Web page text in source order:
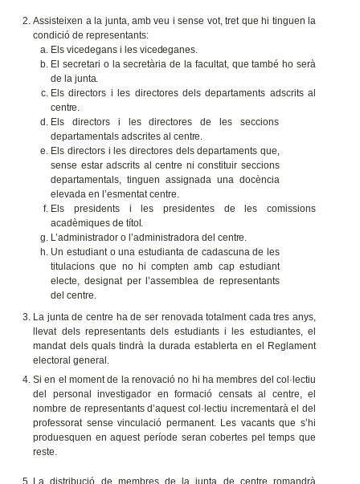
Assisteixen a la junta, amb veu i sense vot, tret que hi tinguen la
condició de representants:
Els vicedegans i lesvicedeganes.
El secretari o la secretària de la facultat, que també ho serà
de lajunta.
Els directors i les directores dels departaments adscrits al
centre.
Els directors i les directores de les seccions
departamentals adscrites alcentre.
Els directors i les directores dels departaments que,
sense estar adscrits al centre ni constituir seccions
departamentals, tinguen assignada una docència
elevada en l’esmentat centre.
Els presidents i les presidentes de les comissions
acadèmiques detítol.
L’administrador o l’administradora delcentre.
Un estudiant o una estudianta de cadascuna de les
titulacions que no hi compten amb cap estudiant
electe, designat per l’assemblea de representants
del centre.
La junta de centre ha de ser renovada totalment cada tres anys,
llevat dels representants dels estudiants i les estudiantes, el
mandat dels quals tindrà la durada establerta en el Reglament
electoral general.
Si en el moment de la renovació no hi ha membres del col·lectiu
del personal investigador en formació censats al centre, el
nombre de representants d’aquest col·lectiu incrementarà el del
professorat sense vinculació permanent. Les vacants que s’hi
produesquen en aquest període seran cobertes pel temps que
reste.